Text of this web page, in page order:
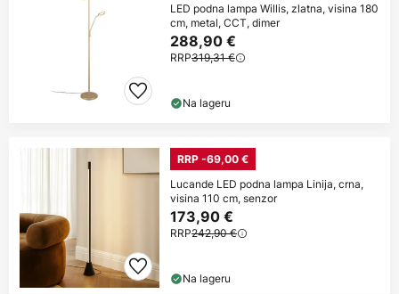
LED podna lampa Willis, zlatna, visina 180
cm, metal, CCT, dimer
288,90 €
RRP319,31 €
Na lageru
RRP -69,00 €
Lucande LED podna lampa Linija, crna,
visina 110 cm, senzor
173,90 €
RRP242,90 €
Na lageru